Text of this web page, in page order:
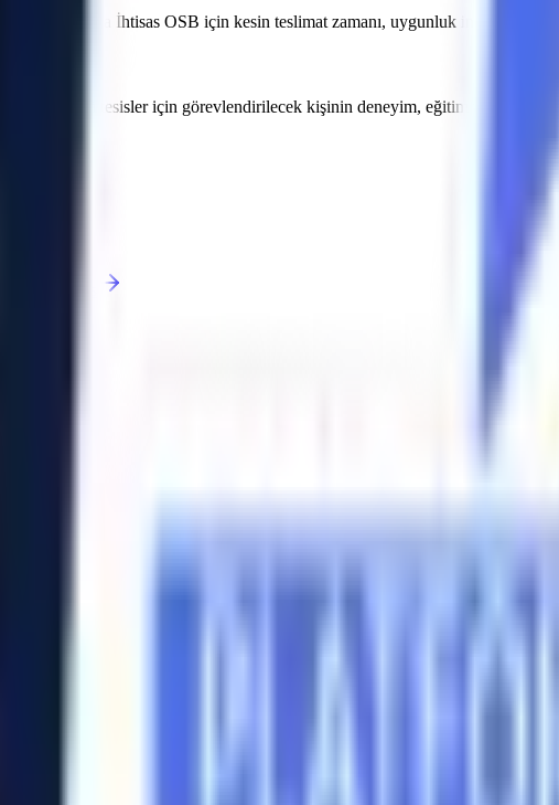
Mobilya İhtisas OSB için kesin teslimat zamanı, uygunluk
tesisler için görevlendirilecek kişinin deneyim, eğitim ve belge